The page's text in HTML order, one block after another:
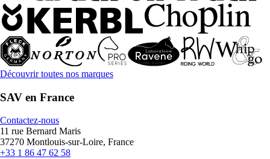
Découvrir toutes nos marques
SAV en France
Contactez-nous
11 rue Bernard Maris
37270 Montlouis-sur-Loire, France
+33 1 86 47 62 58